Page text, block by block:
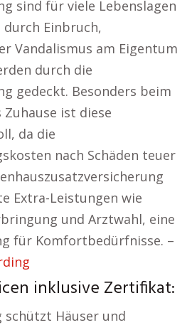
sind für viele Lebenslagen
durch Einbruch,
Vandalismus am Eigentum
durch die
gedeckt. Besonders beim
Zuhause ist diese
da die
nach Schäden teuer
Extra-Leistungen wie
und Arztwahl, eine
für Komfortbedürfnisse. –
inklusive Zertifikat:
schützt Häuser und